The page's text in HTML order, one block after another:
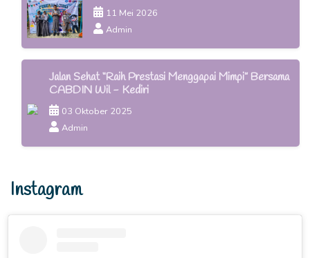
11 Mei 2026
Admin
Jalan Sehat “Raih Prestasi Menggapai Mimpi” Bersama
CABDIN Wil - Kediri
03 Oktober 2025
Admin
Instagram